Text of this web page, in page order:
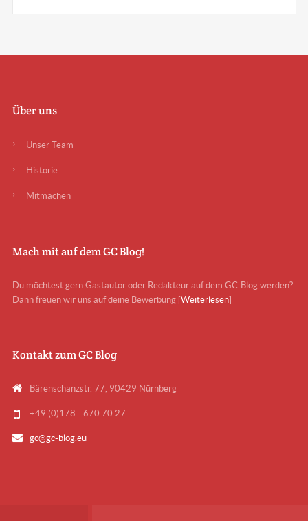
Über uns
Unser Team
Historie
Mitmachen
Mach mit auf dem GC Blog!
Du möchtest gern Gastautor oder Redakteur auf dem GC-Blog werden?
Dann freuen wir uns auf deine Bewerbung [Weiterlesen]
Kontakt zum GC Blog
Bärenschanzstr. 77, 90429 Nürnberg
+49 (0)178 - 670 70 27
gc@gc-blog.eu